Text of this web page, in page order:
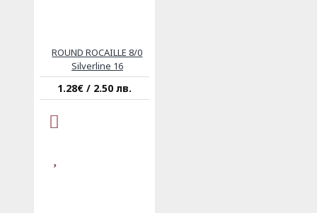
ROUND ROCAILLE 8/0
Silverline 16
1.28€ / 2.50 лв.